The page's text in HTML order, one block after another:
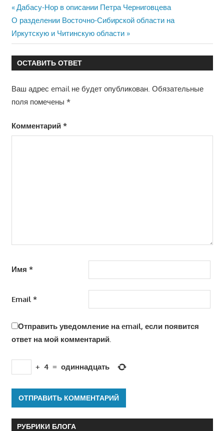
Навигация
по
записям
Предыдущая
запись:
Дабасу-Нор в описании Петра Черниговцева
Следующая
запись:
О разделении Восточно-Сибирской области на
Иркутскую и Читинскую области
ОСТАВИТЬ ОТВЕТ
Ваш адрес email не будет опубликован. Обязательные
поля помечены *
Комментарий *
Имя *
Email *
Отправить уведомление на email, если появится
ответ на мой комментарий.
+ 4 = одиннадцать
РУБРИКИ БЛОГА